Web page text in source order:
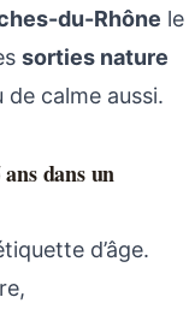
du-Rhône le
sorties nature
calme aussi.
dans un
d’âge.